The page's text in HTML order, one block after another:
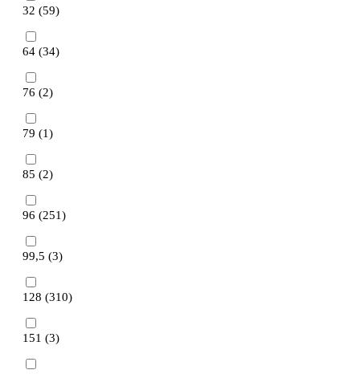
32 (59)
64 (34)
76 (2)
79 (1)
85 (2)
96 (251)
99,5 (3)
128 (310)
151 (3)